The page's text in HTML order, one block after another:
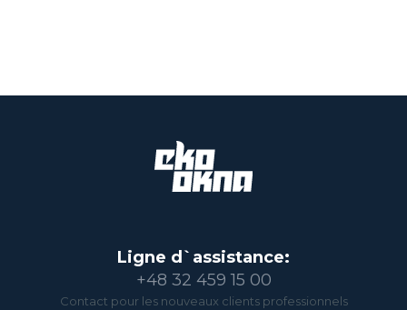
Ligne d`assistance:
+48 32 459 15 00
Contact pour les nouveaux clients professionnels